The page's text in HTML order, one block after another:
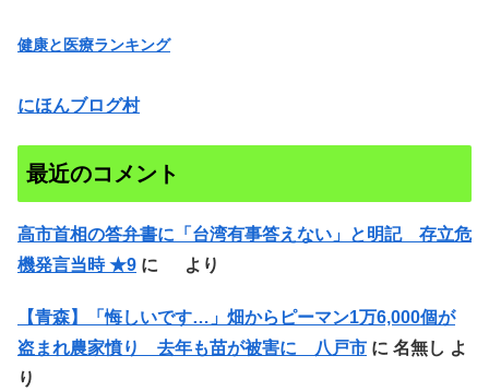
健康と医療ランキング
にほんブログ村
最近のコメント
高市首相の答弁書に「台湾有事答えない」と明記 存立危
機発言当時 ★9 に より
【青森】「悔しいです…」畑からピーマン1万6,000個が
盗まれ農家憤り 去年も苗が被害に 八戸市 に 名無し よ
り